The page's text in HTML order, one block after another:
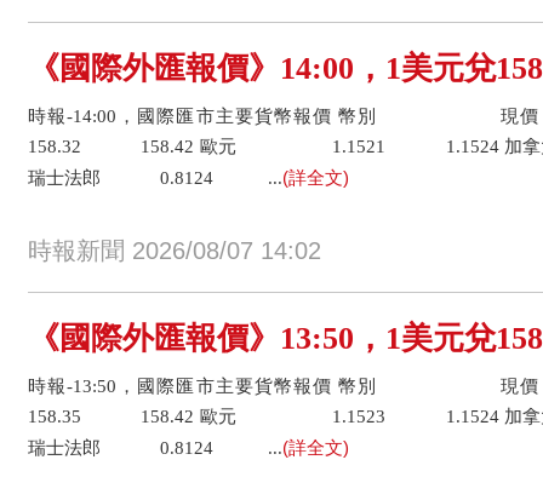
《國際外匯報價》14:00，1美元兌
時報-14:00，國際匯市主要貨幣報價
158.32 158.42 歐元 1.1521 1.1524 加
瑞士法郎 0.8124 ...(詳全文)
時報新聞 2026/08/07 14:02
《國際外匯報價》13:50，1美元兌
時報-13:50，國際匯市主要貨幣報價
158.35 158.42 歐元 1.1523 1.1524 加
瑞士法郎 0.8124 ...(詳全文)